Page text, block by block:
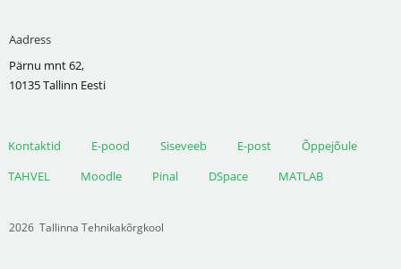
Aadress
Pärnu mnt 62,
10135 Tallinn Eesti
Kontaktid E-pood Siseveeb E-post
Õppejõule
TAHVEL
Moodle Pinal DSpace MATLAB
2026 Tallinna Tehnikakõrgkool